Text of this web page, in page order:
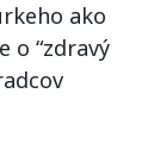
ako
o “zdravý